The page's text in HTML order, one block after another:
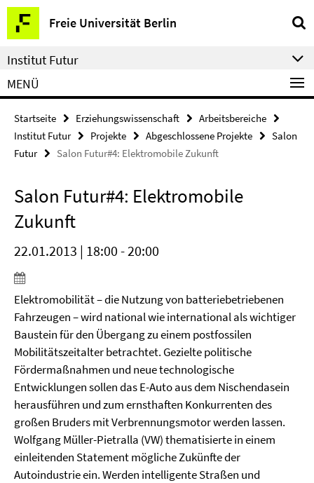
Springe
direkt
zu
Inhalt
Freie Universität Berlin
Service-
Navigation
Institut Futur
MENÜ
Startseite Erziehungswissenschaft
Arbeitsbereiche
Institut Futur
Projekte Abgeschlossene Projekte
Salon
Futur
Salon Futur#4: Elektromobile Zukunft
Salon Futur#4: Elektromobile
Zukunft
22.01.2013 | 18:00 - 20:00
Elektromobilität – die Nutzung von batteriebetriebenen
Fahrzeugen – wird national wie international als wichtiger
Baustein für den Übergang zu einem postfossilen
Mobilitätszeitalter betrachtet. Gezielte politische
Fördermaßnahmen und neue technologische
Entwicklungen sollen das E-Auto aus dem Nischendasein
herausführen und zum ernsthaften Konkurrenten des
großen Bruders mit Verbrennungsmotor werden lassen.
Wolfgang Müller-Pietralla (VW) thematisierte in einem
einleitenden Statement mögliche Zukünfte der
Autoindustrie ein. Werden intelligente Straßen und